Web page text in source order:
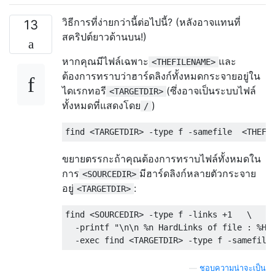
13
วิธีการที่ง่ายกว่านี้ต่อไปนี้? (หลังอาจแทนที่
สคริปต์ยาวด้านบน!)
หากคุณมีไฟล์เฉพาะ <THEFILENAME> และ
ต้องการทราบว่าฮาร์ดลิงก์ทั้งหมดกระจายอยู่ใน
ไดเรกทอรี <TARGETDIR> (ซึ่งอาจเป็นระบบไฟล์
ทั้งหมดที่แสดงโดย / )
ขยายตรรกะถ้าคุณต้องการทราบไฟล์ทั้งหมดใน
การ <SOURCEDIR> มีฮาร์ดลิงก์หลายตัวกระจาย
อยู่ <TARGETDIR> :
find <SOURCEDIR> -type f -links +1   \
-printf "\n\n %n HardLinks of file : %H/
ชอบความน่าจะเป็น